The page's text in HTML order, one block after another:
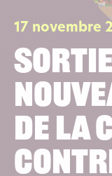
17 novembre
Sortie
de la